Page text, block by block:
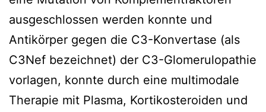
ausgeschlossen werden konnte und
Antikörper gegen die C3-Konvertase (als
C3Nef bezeichnet) der C3-Glomerulopathie
vorlagen, konnte durch eine multimodale
Therapie mit Plasma, Kortikosteroiden und